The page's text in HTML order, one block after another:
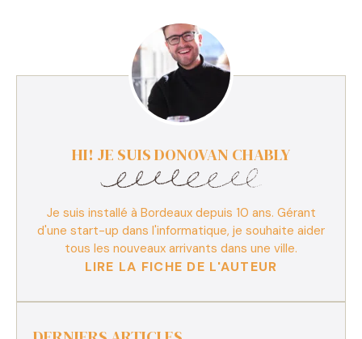
HI! JE SUIS DONOVAN CHABLY
Je suis installé à Bordeaux depuis 10 ans. Gérant
d'une start-up dans l'informatique, je souhaite aider
tous les nouveaux arrivants dans une ville.
LIRE LA FICHE DE L'AUTEUR